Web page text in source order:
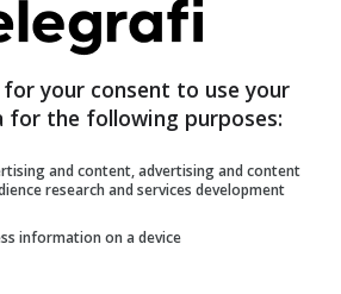
Ferizaj ka shkruar vet vijën
your consent to use your
for the following purposes:
and content, advertising and content
research and services development
information on a device